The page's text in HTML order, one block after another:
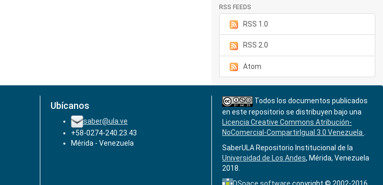
RSS FEEDS
RSS 1.0
RSS 2.0
Atom
Ubícanos
saber@ula.ve
+58-0274-240.23.43
Mérida - Venezuela
Todos los documentos publicados
en este repositorio se distribuyen bajo una
Licencia Creative Commons Atribución-
NoComercial-CompartirIgual 3.0 Venezuela
SaberULA Repositorio Institucional de la
Universidad de Los Andes, Mérida, Venezuela
2018.
DSpace software copyright © 2002-2016